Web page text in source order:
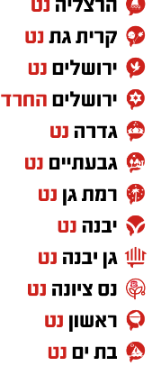
השוואת מספר
ציונה שנת 2022 לעומת שנת 2021